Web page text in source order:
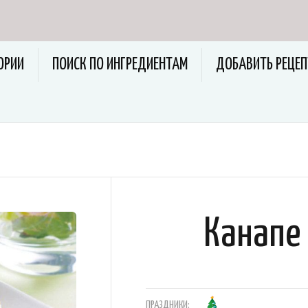
ПОИСК ПО ИНГРЕДИЕНТАМ ДОБАВИТЬ
ПРАЗДНИКИ: